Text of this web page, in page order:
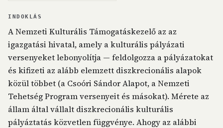
INDOKLÁS
A Nemzeti Kulturális Támogatáskezelő az az
igazgatási hivatal, amely a kulturális pályázati
versenyeket lebonyolítja — feldolgozza a pályázatokat
és kifizeti az alább elemzett diszkrecionális alapok
közül többet (a Csoóri Sándor Alapot, a Nemzeti
Tehetség Program versenyeit és másokat). Mérete az
állam által vállalt diszkrecionális kulturális
pályáztatás közvetlen függvénye. Ahogy az alábbi